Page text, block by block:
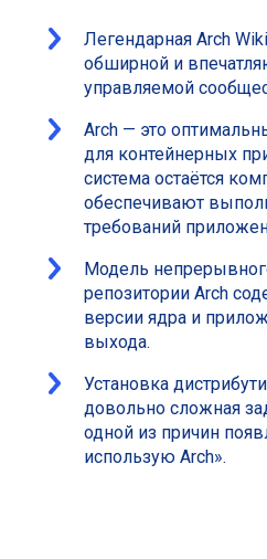
Легендарная Arch
обширной и
управляемой
Arch — это
для контейнерных
система остаётся
обеспечивают
требований
Модель
репозитории Arch
версии ядра и
выхода.
Установка
довольно сложная
одной из причин
использую Arch».